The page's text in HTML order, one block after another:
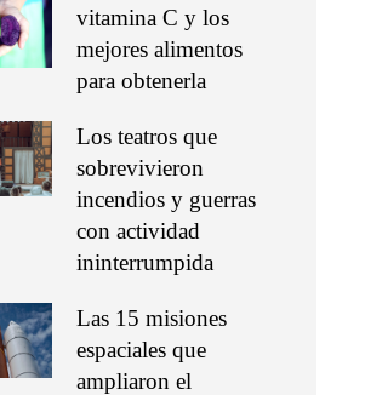
vitamina C y los
mejores alimentos
para obtenerla
Los teatros que
sobrevivieron
incendios y guerras
con actividad
ininterrumpida
Las 15 misiones
espaciales que
ampliaron el